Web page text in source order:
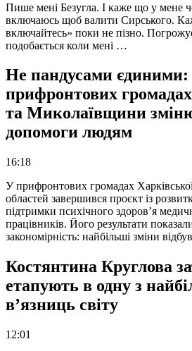
Пише мені Безугла. І каже що у мене
включаюсь щоб валити Сирського.
включайтесь» поки не пізно.
подобається коли мені …
Не пандусами єдиними:
прифронтових
та Миколаївщини
допомоги людям
16:18
У прифронтових громадах
областей завершився проєкт із
підтримки психічного здоров’я
працівників. Його результати
закономірність: найбільші зміни
Костянтина Круглова
етапують в одну з
в’язниць світу
12:01